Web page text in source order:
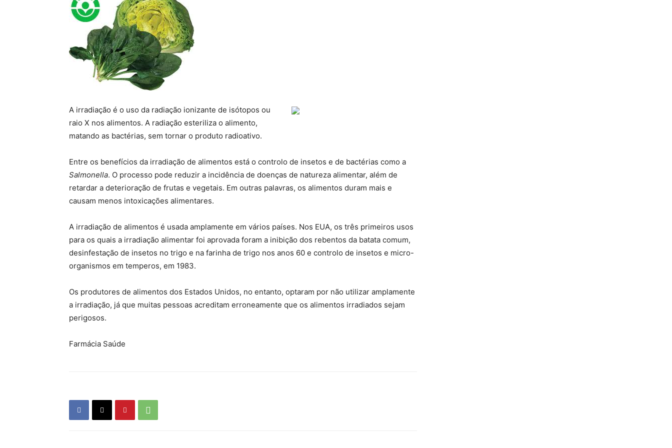
A irradiação é o uso da radiação ionizante de isótopos ou
raio X nos alimentos. A radiação esteriliza o alimento,
matando as bactérias, sem tornar o produto radioativo.
Entre os benefícios da irradiação de alimentos está o controlo de insetos e de bactérias como a
Salmonella. O processo pode reduzir a incidência de doenças de natureza alimentar, além de
retardar a deterioração de frutas e vegetais. Em outras palavras, os alimentos duram mais e
causam menos intoxicações alimentares.
A irradiação de alimentos é usada amplamente em vários países. Nos EUA, os três primeiros usos
para os quais a irradiação alimentar foi aprovada foram a inibição dos rebentos da batata comum,
desinfestação de insetos no trigo e na farinha de trigo nos anos 60 e controlo de insetos e micro-
organismos em temperos, em 1983.
Os produtores de alimentos dos Estados Unidos, no entanto, optaram por não utilizar amplamente
a irradiação, já que muitas pessoas acreditam erroneamente que os alimentos irradiados sejam
perigosos.
Farmácia Saúde